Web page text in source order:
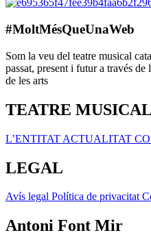
#MoltMésQueUnaWeb
Som la veu del teatre musical
passat, present i futur a través
de les arts
TEATRE MUSICAL
L’ENTITAT ACTUALITAT
LEGAL
Avís legal Política de privacitat
Antoni Font Mir